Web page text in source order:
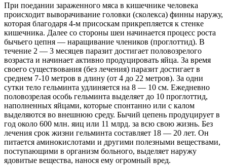
При поедании зараженного мяса в кишечнике человека
происходит выворачивание головки (сколекса) финны наружу,
которая благодаря 4-м присоскам прикрепляется к стенке
кишечника. Далее со стороны шеи начинается процесс роста
бычьего цепня — наращивание члеников (проглоттид). В
течение 2 — 3 месяцев паразит достигает половозрелого
возраста и начинает активно продуцировать яйца. За время
своего существования (без лечения) паразит достигает в
среднем 7-10 метров в длину (от 4 до 22 метров). За одни
сутки тело гельминта удлиняется на 8 — 10 см. Ежедневно
половозрелая особь гельминта выделяет до 10 проглоттид,
наполненных яйцами, которые спонтанно или с калом
выделяются во внешнюю среду. Бычий цепень продуцирует в
год около 600 млн. яиц или 11 млрд. за всю свою жизнь. Без
лечения срок жизни гельминта составляет 18 — 20 лет. Он
питается аминокислотами и другими полезными веществами,
поступающими в организм больного, выделяет наружу
ядовитые вещества, нанося ему огромный вред.